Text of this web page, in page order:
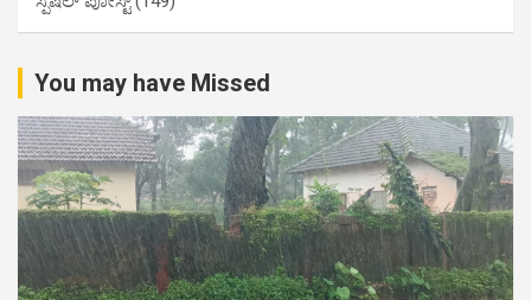
You may have Missed